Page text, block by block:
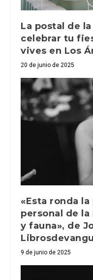
La postal de
celebrar tu
vives en Los
20 de junio de 2025
«Esta ronda
personal de la
y fauna», de
9 de junio de 2025